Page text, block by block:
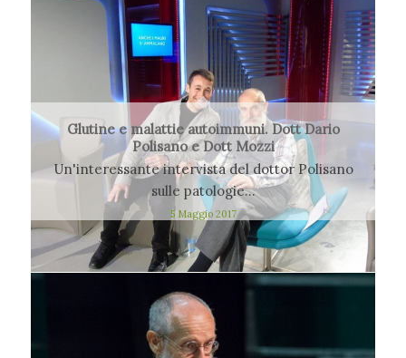
Glutine e malattie autoimmuni. Dott Dario
Polisano e Dott Mozzi
Un'interessante intervista del dottor Polisano
sulle patologie…
5 Maggio 2017